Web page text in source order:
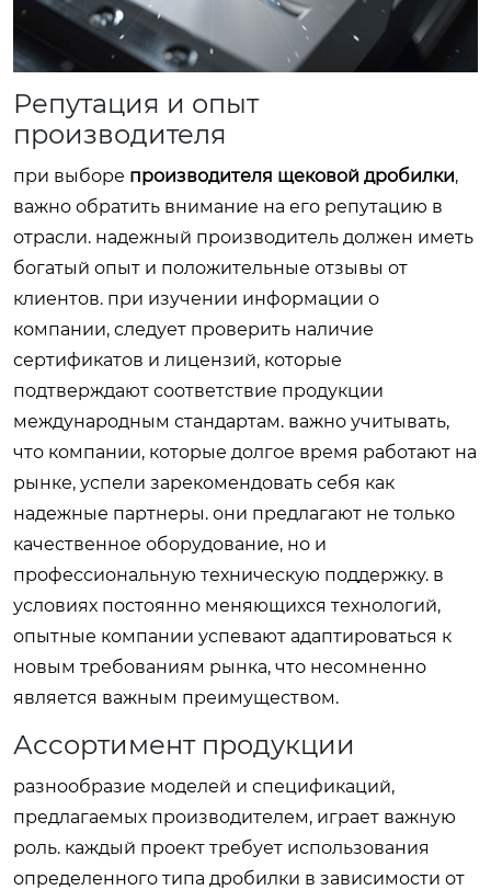
Репутация и опыт
производителя
при выборе производителя щековой дробилки,
важно обратить внимание на его репутацию в
отрасли. надежный производитель должен иметь
богатый опыт и положительные отзывы от
клиентов. при изучении информации о
компании, следует проверить наличие
сертификатов и лицензий, которые
подтверждают соответствие продукции
международным стандартам. важно учитывать,
что компании, которые долгое время работают на
рынке, успели зарекомендовать себя как
надежные партнеры. они предлагают не только
качественное оборудование, но и
профессиональную техническую поддержку. в
условиях постоянно меняющихся технологий,
опытные компании успевают адаптироваться к
новым требованиям рынка, что несомненно
является важным преимуществом.
Ассортимент продукции
разнообразие моделей и спецификаций,
предлагаемых производителем, играет важную
роль. каждый проект требует использования
определенного типа дробилки в зависимости от